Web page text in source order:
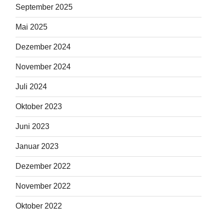
September 2025
Mai 2025
Dezember 2024
November 2024
Juli 2024
Oktober 2023
Juni 2023
Januar 2023
Dezember 2022
November 2022
Oktober 2022